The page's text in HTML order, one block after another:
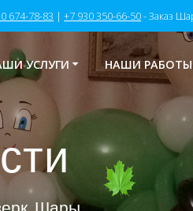
674-78-83 |+7 930 350-66-50- Заказ
УСЛУГИ НАШИ РАБОТЫ
Шары